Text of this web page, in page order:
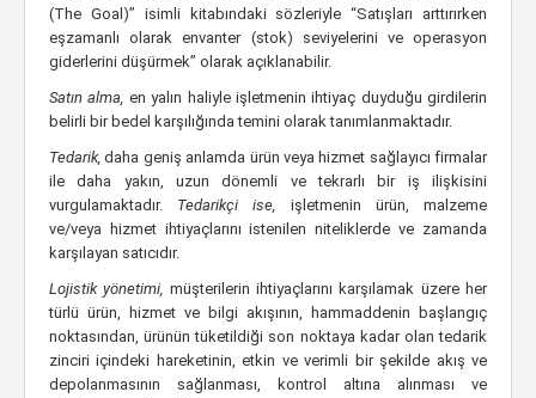
(The Goal)” isimli kitabındaki sözleriyle “Satışları arttırırken
eşzamanlı olarak envanter (stok) seviyelerini ve operasyon
giderlerini düşürmek” olarak açıklanabilir.
Satın alma, en yalın haliyle işletmenin ihtiyaç duyduğu girdilerin
belirli bir bedel karşılığında temini olarak tanımlanmaktadır.
Tedarik,daha geniş anlamda ürün veya hizmet sağlayıcı firmalar
ile daha yakın, uzun dönemli ve tekrarlı bir iş ilişkisini
vurgulamaktadır. Tedarikçi ise, işletmenin ürün, malzeme
ve/veya hizmet ihtiyaçlarını istenilen niteliklerde ve zamanda
karşılayan satıcıdır.
Lojistik yönetimi, müşterilerin ihtiyaçlarını karşılamak üzere her
türlü ürün, hizmet ve bilgi akışının, hammaddenin başlangıç
noktasından, ürünün tüketildiği son noktaya kadar olan tedarik
zinciri içindeki hareketinin, etkin ve verimli bir şekilde akış ve
depolanmasının sağlanması, kontrol altına alınması ve